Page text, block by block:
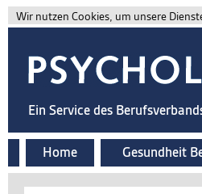
Wir nutzen Cookies, um unsere
Ein Service des
Home Gesundheit